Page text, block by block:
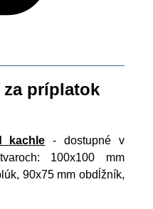
príplatok
kachle - dostupné v
100x100 mm
90x75 mm obdĺžník,